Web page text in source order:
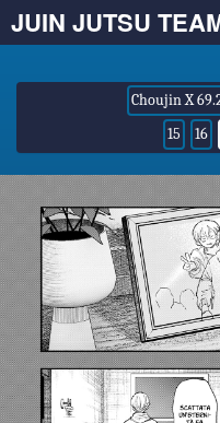
JUIN JUTSU
Choujin X
15
16